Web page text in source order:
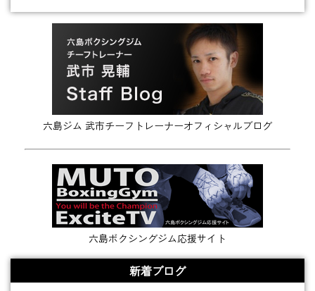
六島ジム 武市チーフトレーナーオフィシャルブログ
六島ボクシングジム応援サイト
新着ブログ